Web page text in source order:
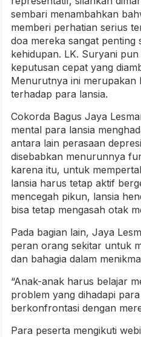
sembari menambahkan
memberi perhatian serius
doa mereka sangat penting
kehidupan. LK. Suryani
keputusan cepat yang
Menurutnya ini merupakan
terhadap para lansia.
Cokorda Bagus Jaya
mental para lansia
antara lain perasaan
disebabkan menurunnya
karena itu, untuk
lansia harus tetap aktif
mencegah pikun, lansia
bisa tetap mengasah otak
Pada bagian lain, Jaya
peran orang sekitar untuk
dan bahagia dalam
“Anak-anak harus belajar
problem yang dihadapi
berkonfrontasi dengan
Para peserta mengikuti